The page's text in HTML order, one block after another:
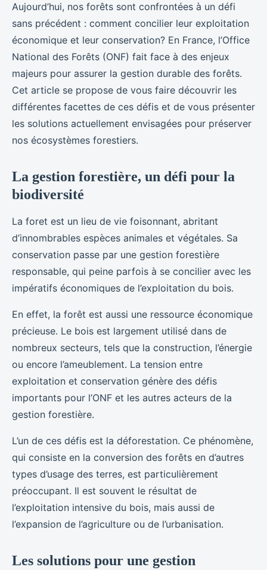
Aujourd’hui, nos forêts sont confrontées à un défi
sans précédent : comment concilier leur exploitation
économique et leur conservation? En France, l’Office
National des Forêts (ONF) fait face à des enjeux
majeurs pour assurer la gestion durable des forêts.
Cet article se propose de vous faire découvrir les
différentes facettes de ces défis et de vous présenter
les solutions actuellement envisagées pour préserver
nos écosystèmes forestiers.
La gestion forestière, un défi pour la
biodiversité
La foret est un lieu de vie foisonnant, abritant
d’innombrables espèces animales et végétales. Sa
conservation passe par une gestion forestière
responsable, qui peine parfois à se concilier avec les
impératifs économiques de l’exploitation du bois.
En effet, la forêt est aussi une ressource économique
précieuse. Le bois est largement utilisé dans de
nombreux secteurs, tels que la construction, l’énergie
ou encore l’ameublement. La tension entre
exploitation et conservation génère des défis
importants pour l’ONF et les autres acteurs de la
gestion forestière.
L’un de ces défis est la déforestation. Ce phénomène,
qui consiste en la conversion des forêts en d’autres
types d’usage des terres, est particulièrement
préoccupant. Il est souvent le résultat de
l’exploitation intensive du bois, mais aussi de
l’expansion de l’agriculture ou de l’urbanisation.
Les solutions pour une gestion